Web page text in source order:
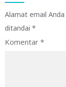
Alamat email
ditandai *
Komentar *